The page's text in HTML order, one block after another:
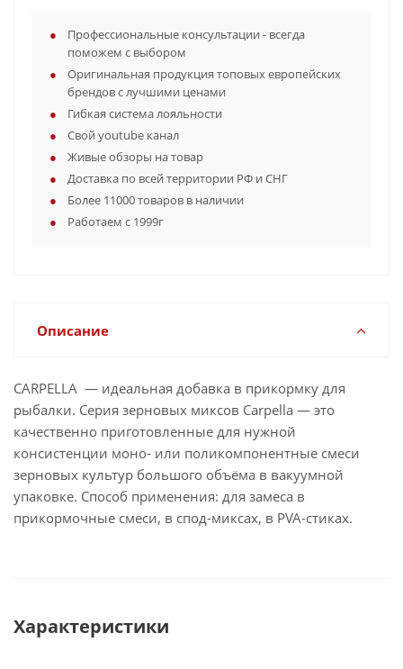
Профессиональные консультации - всегда
поможем с выбором
Оригинальная продукция топовых европейских
брендов с лучшими ценами
Гибкая система лояльности
Свой youtube канал
Живые обзоры на товар
Доставка по всей территории РФ и СНГ
Более 11000 товаров в наличии
Работаем с 1999г
Описание
CARPELLA — идеальная добавка в прикормку для
рыбалки. Серия зерновых миксов Carpella — это
качественно приготовленные для нужной
консистенции моно- или поликомпонентные смеси
зерновых культур большого объёма в вакуумной
упаковке. Способ применения: для замеса в
прикормочные смеси, в спод-миксах, в PVA-стиках.
Характеристики